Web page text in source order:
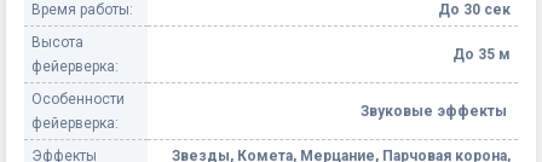
Время работы:
До 30 сек
Высота
фейерверка:
До 35 м
Особенности
фейерверка:
Звуковые эффекты
Эффекты
Звезды, Комета, Мерцание, Парчовая корона,